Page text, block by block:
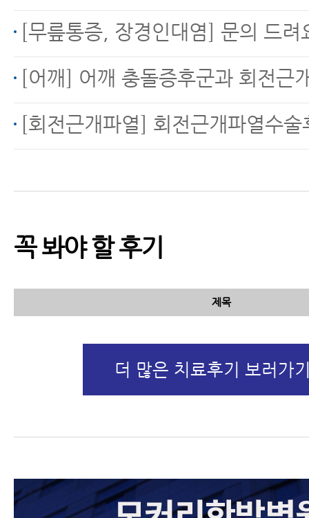
[무릎통증, 장경인대염] 문의 드려
[어깨] 어깨 충돌증후군과 회전근
[회전근개파열] 회전근개파열수
꼭 봐야 할 후기
제목
더 많은 치료후기 보러가